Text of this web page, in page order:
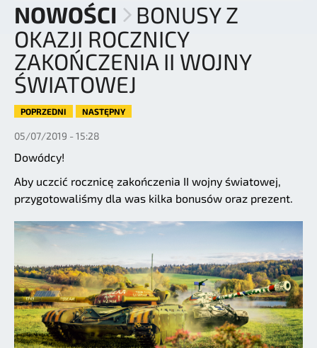
NOWOŚCI
BONUSY Z
OKAZJI ROCZNICY
ZAKOŃCZENIA II WOJNY
ŚWIATOWEJ
POPRZEDNI NASTĘPNY
05/07/2019 - 15:28
Dowódcy!
Aby uczcić rocznicę zakończenia II wojny światowej,
przygotowaliśmy dla was kilka bonusów oraz prezent.